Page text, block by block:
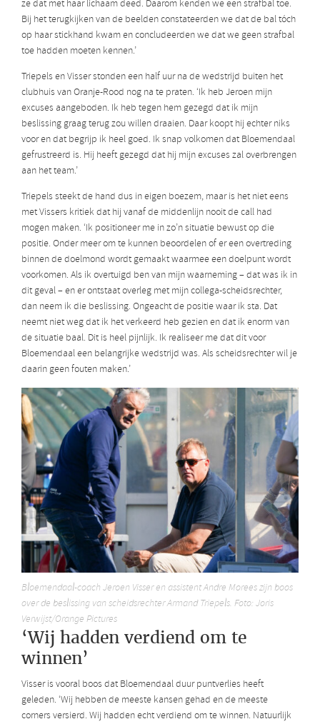
ze dat met haar lichaam deed. Daarom kenden we een strafbal toe.
Bij het terugkijken van de beelden constateerden we dat de bal tóch
op haar stickhand kwam en concludeerden we dat we geen strafbal
toe hadden moeten kennen.’
Triepels en Visser stonden een half uur na de wedstrijd buiten het
clubhuis van Oranje-Rood nog na te praten. ‘Ik heb Jeroen mijn
excuses aangeboden. Ik heb tegen hem gezegd dat ik mijn
beslissing graag terug zou willen draaien. Daar koopt hij echter niks
voor en dat begrijp ik heel goed. Ik snap volkomen dat Bloemendaal
gefrustreerd is. Hij heeft gezegd dat hij mijn excuses zal overbrengen
aan het team.’
Triepels steekt de hand dus in eigen boezem, maar is het niet eens
met Vissers kritiek dat hij vanaf de middenlijn nooit de call had
mogen maken. ‘Ik positioneer me in zo’n situatie bewust op die
positie. Onder meer om te kunnen beoordelen of er een overtreding
binnen de doelmond wordt gemaakt waarmee een doelpunt wordt
voorkomen. Als ik overtuigd ben van mijn waarneming – dat was ik in
dit geval – en er ontstaat overleg met mijn collega-scheidsrechter,
dan neem ik die beslissing. Ongeacht de positie waar ik sta. Dat
neemt niet weg dat ik het verkeerd heb gezien en dat ik enorm van
de situatie baal. Dit is heel pijnlijk. Ik realiseer me dat dit voor
Bloemendaal een belangrijke wedstrijd was. Als scheidsrechter wil je
daarin geen fouten maken.’
Bloemendaal-coach Jeroen Visser en assistent Andre Morees zijn boos
over de beslissing van scheidsrechter Armand Triepels. Foto: Joris
Verwijst/Orange Pictures
‘Wij hadden verdiend om te
winnen’
Visser is vooral boos dat Bloemendaal duur puntverlies heeft
geleden. ‘Wij hebben de meeste kansen gehad en de meeste
corners versierd. Wij hadden echt verdiend om te winnen. Natuurlijk